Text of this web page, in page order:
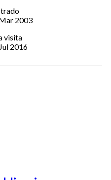
2003
visita
2016